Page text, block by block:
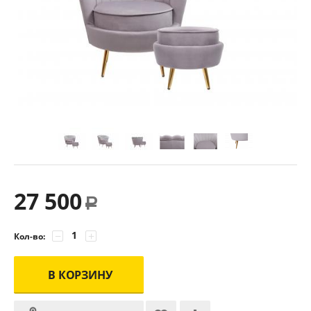
27 500 Р
Кол-во: +
−
В КОРЗИНУ